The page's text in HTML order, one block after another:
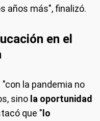
años más", finalizó.
en el
la pandemia no
sino la oportunidad
que "lo